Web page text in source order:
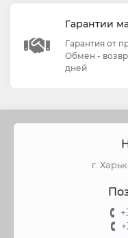
Гарантии
Гарантия от
Обмен -
дней
г.